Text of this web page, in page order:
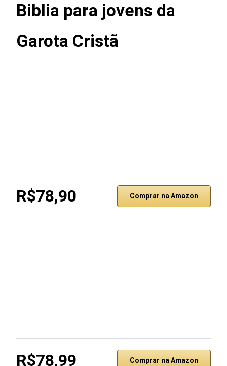
Biblia para jovens da
Garota Cristã
R$78,90 Comprar na Amazon
R$78,99 Comprar na Amazon